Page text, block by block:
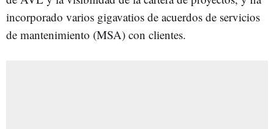
incorporado varios gigavatios de acuerdos de servicios
de mantenimiento (MSA) con clientes.